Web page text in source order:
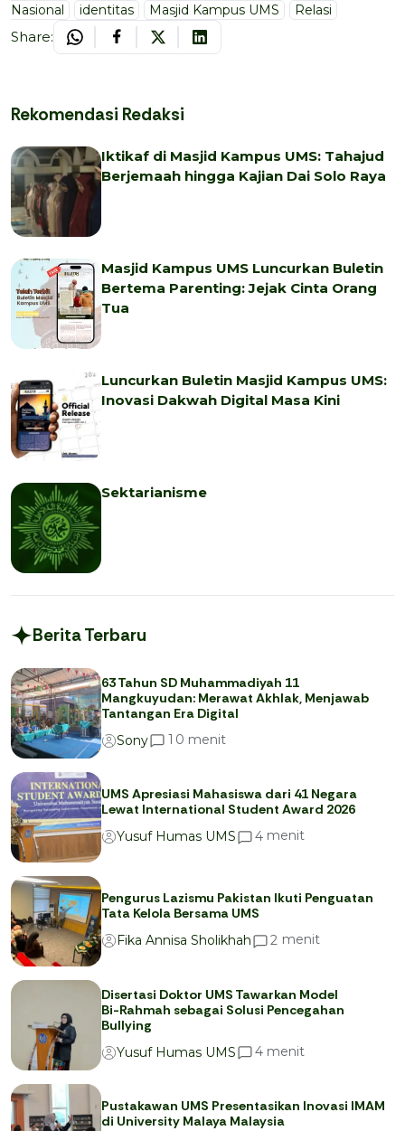
Nasional
identitas Masjid Kampus UMS Relasi
Share:
Rekomendasi Redaksi
Iktikaf di Masjid Kampus UMS: Tahajud
Berjemaah hingga Kajian Dai Solo Raya
Masjid Kampus UMS Luncurkan Buletin
Bertema Parenting: Jejak Cinta Orang
Tua
Luncurkan Buletin Masjid Kampus UMS:
Inovasi Dakwah Digital Masa Kini
Sektarianisme
Berita Terbaru
63 Tahun SD Muhammadiyah 11
Mangkuyudan: Merawat Akhlak, Menjawab
Tantangan Era Digital
Sony
1 0 menit
UMS Apresiasi Mahasiswa dari 41 Negara
Lewat International Student Award 2026
Yusuf Humas UMS
4 menit
Pengurus Lazismu Pakistan Ikuti Penguatan
Tata Kelola Bersama UMS
Fika Annisa Sholikhah
2 menit
Disertasi Doktor UMS Tawarkan Model
Bi-Rahmah sebagai Solusi Pencegahan
Bullying
Yusuf Humas UMS
4 menit
Pustakawan UMS Presentasikan Inovasi IMAM
di University Malaya Malaysia